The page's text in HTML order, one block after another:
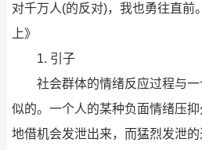
对千万人(的反对)，我也勇往直
上》
1. 引子
社会群体的情绪反应过程与一
似的。一个人的某种负面情绪压
地借机会发泄出来，而猛烈发泄